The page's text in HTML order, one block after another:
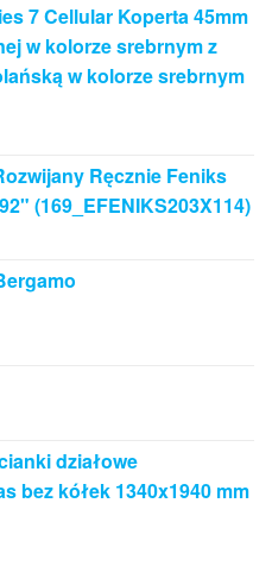
7 Cellular Koperta 45mm
w kolorze srebrnym z
w kolorze srebrnym
Ręcznie Feniks
(169_EFENIKS203X114)
działowe
bez kółek 1340x1940 mm